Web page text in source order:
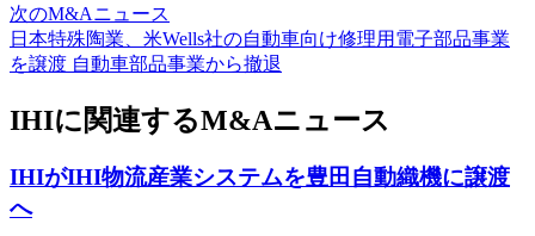
次のM&Aニュース
日本特殊陶業、米Wells社の自動車向け修理用電子部品事業
を譲渡 自動車部品事業から撤退
IHIに関連するM&Aニュース
IHIがIHI物流産業システムを豊田自動織機に譲渡
へ